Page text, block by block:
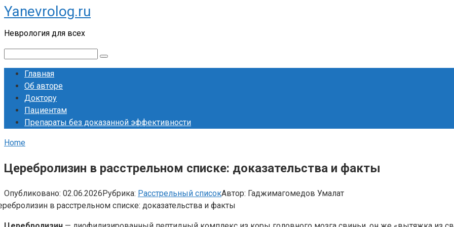
Перейти
к
контенту
Yanevrolog.ru
Неврология для всех
Главная
Об авторе
Доктору
Пациентам
Препараты без доказанной эффективности
Home
Церебролизин в расстрельном списке: доказательства и факты
Опубликовано: 02.06.2026Рубрика: Расстрельный списокАвтор: Гаджимагомедов Умалат